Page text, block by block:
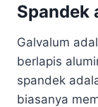
Spandek
Galvalum
berlapis
spandek
biasanya